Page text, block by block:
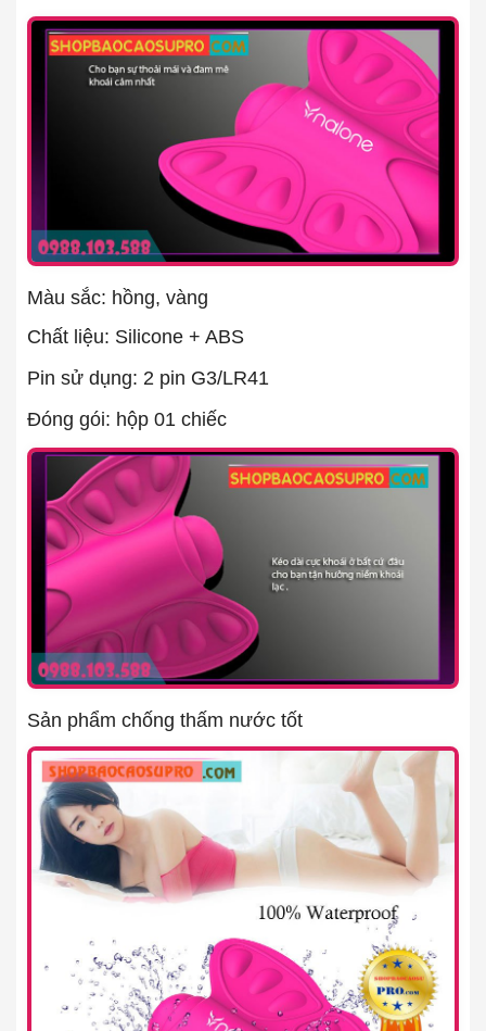
Màu sắc: hồng, vàng
Chất liệu: Silicone + ABS
Pin sử dụng: 2 pin G3/LR41
Đóng gói: hộp 01 chiếc
Sản phẩm chống thấm nước tốt